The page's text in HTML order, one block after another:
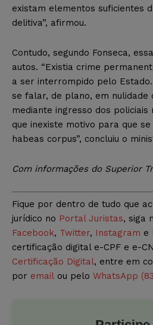
existam elementos suficientes
delitiva”, afirmou.
Contudo, segundo Fonseca,
autos. “Existia crime
a ser interrompido pelo
se falar, de plano, em nulidade
mediante ingresso dos policiais
que inexiste motivo para que
habeas corpus”, concluiu o
Com informações do Superior
Fique por dentro de tudo que
jurídico no Portal Juristas, siga
Facebook, Twitter, Instagram e
certificação digital e-CPF e e-
Certificação Digital, entre em
por email ou pelo WhatsApp